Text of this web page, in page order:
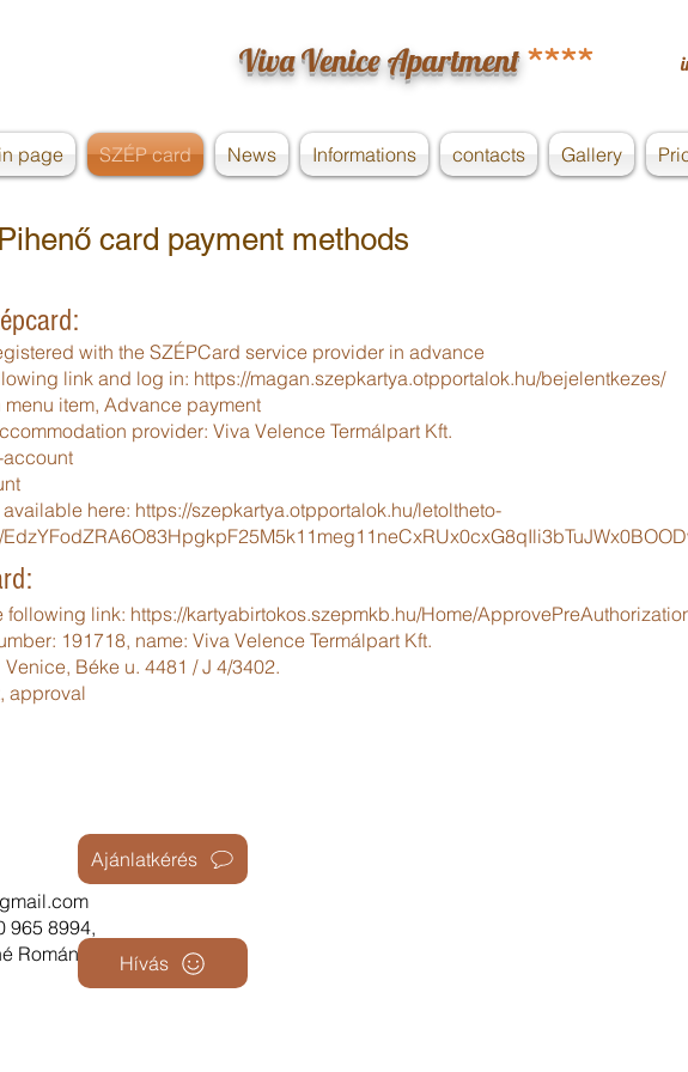
Viva Venice Apartment ****
page SZÉP card News Informations contacts Gallery
card payment methods
with the SZÉPCard service provider in advance
link and log in: https://magan.szepkartya.otpportalok.hu/bejelentkezes/
item, Advance payment
provider: Viva Velence Termálpart Kft.
here: https://szepkartya.otpportalok.hu/letoltheto-
following link: https://kartyabirtokos.szepmkb.hu/Home/
191718, name: Viva Velence Termálpart Kft.
Béke u. 4481 / J 4/3402.
approval
965 8994,
Román
Hívás
Ajánlatkérés